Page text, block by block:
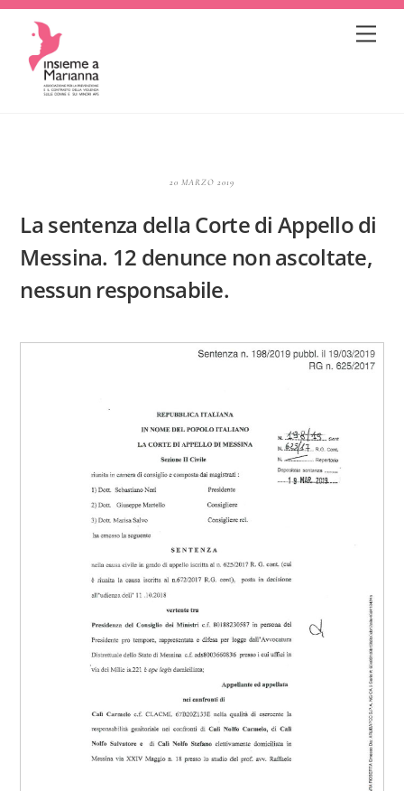
Skip
content
20 MARZO 2019
La sentenza della Corte di Appello di
Messina. 12 denunce non ascoltate,
nessun responsabile.